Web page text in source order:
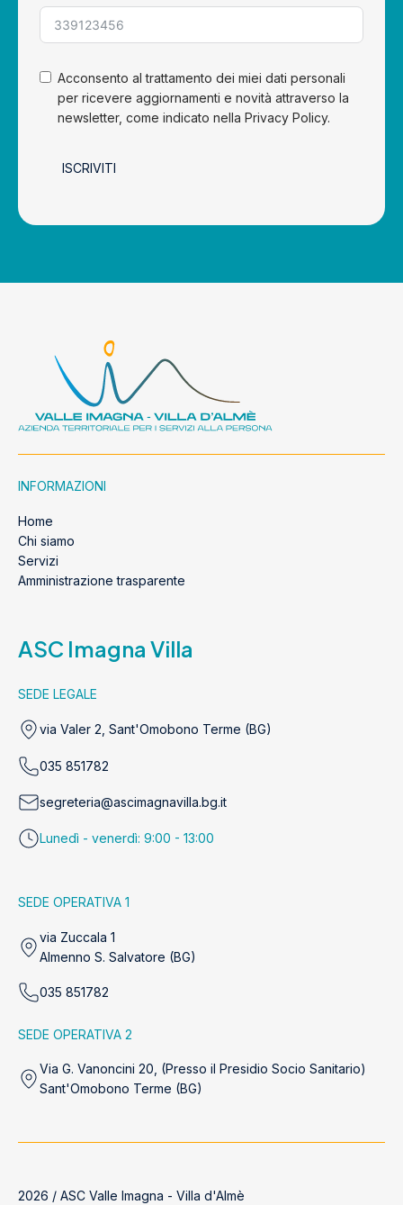
Acconsento al trattamento dei miei dati personali
per ricevere aggiornamenti e novità attraverso la
newsletter, come indicato nella Privacy Policy.
ISCRIVITI
INFORMAZIONI
Home
Chi siamo
Servizi
Amministrazione trasparente
ASC Imagna Villa
SEDE LEGALE
via Valer 2, Sant'Omobono Terme (BG)
035 851782
segreteria@ascimagnavilla.bg.it
Lunedì - venerdì: 9:00 - 13:00
SEDE OPERATIVA 1
via Zuccala 1
Almenno S. Salvatore (BG)
035 851782
SEDE OPERATIVA 2
Via G. Vanoncini 20, (Presso il Presidio Socio Sanitario)
Sant'Omobono Terme (BG)
2026 / ASC Valle Imagna - Villa d'Almè